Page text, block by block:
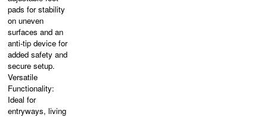
pads for stability
on uneven
surfaces and an
anti-tip device for
added safety and
secure setup.
Versatile
Functionality:
Ideal for
entryways, living